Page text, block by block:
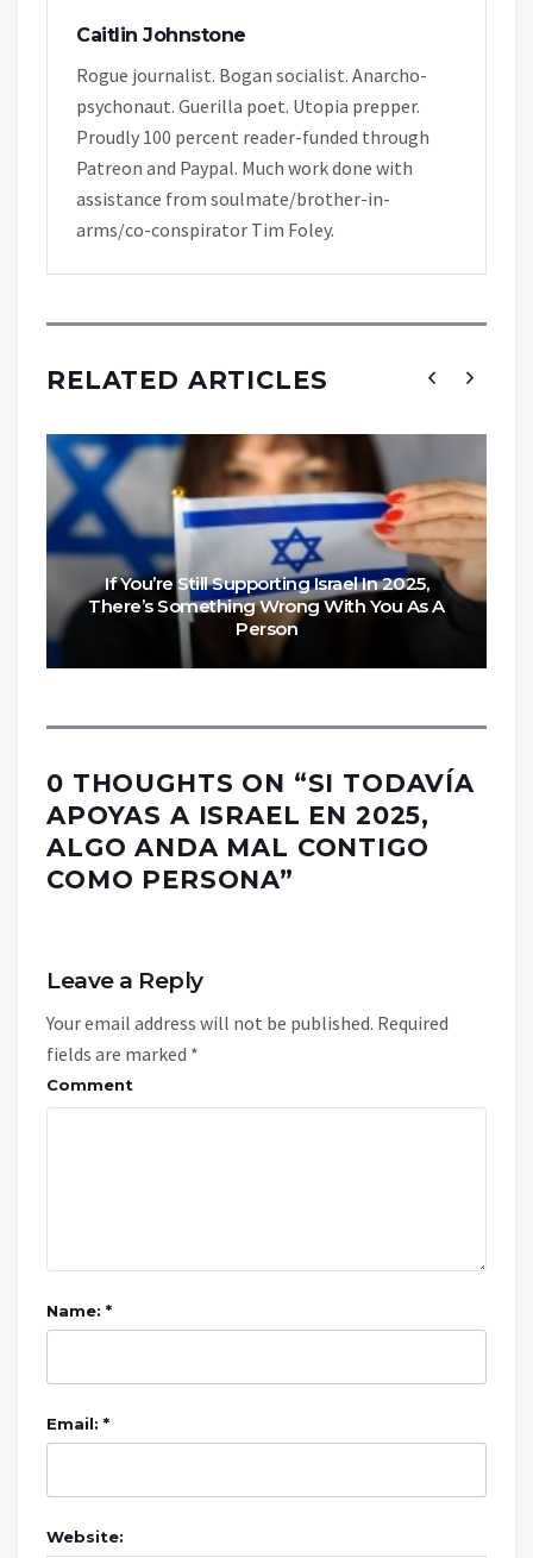
Caitlin Johnstone
Rogue journalist. Bogan socialist. Anarcho-
psychonaut. Guerilla poet. Utopia prepper.
Proudly 100 percent reader-funded through
Patreon and Paypal. Much work done with
assistance from soulmate/brother-in-
arms/co-conspirator Tim Foley.
RELATED ARTICLES
If You’re Still Supporting Israel In 2025,
There’s Something Wrong With You As A
Person
0 THOUGHTS ON “SI TODAVÍA
APOYAS A ISRAEL EN 2025,
ALGO ANDA MAL CONTIGO
COMO PERSONA”
Leave a Reply
Your email address will not be published. Required
fields are marked *
Comment
Name: *
Email: *
Website: